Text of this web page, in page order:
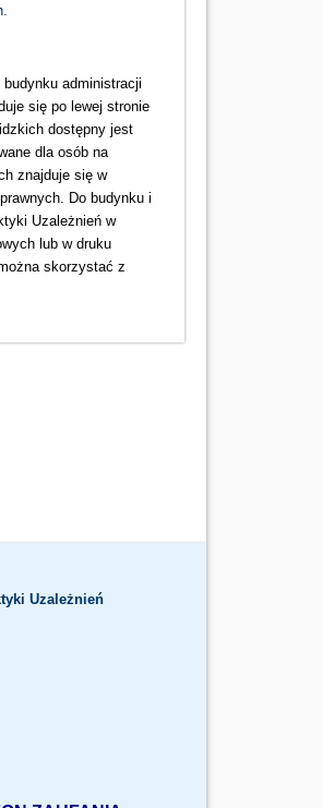
administracji
się po lewej stronie
dostępny jest
dla osób na
znajduje się w
Do budynku i
Uzależnień w
lub w druku
skorzystać z
Uzależnień